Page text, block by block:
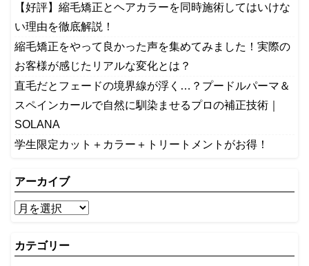
【好評】縮毛矯正とヘアカラーを同時施術してはいけな
い理由を徹底解説！
縮毛矯正をやって良かった声を集めてみました！実際の
お客様が感じたリアルな変化とは？
​直毛だとフェードの境界線が浮く…？プードルパーマ＆
スペインカールで自然に馴染ませるプロの補正技術｜
SOLANA
学生限定カット＋カラー＋トリートメントがお得！
アーカイブ
カテゴリー